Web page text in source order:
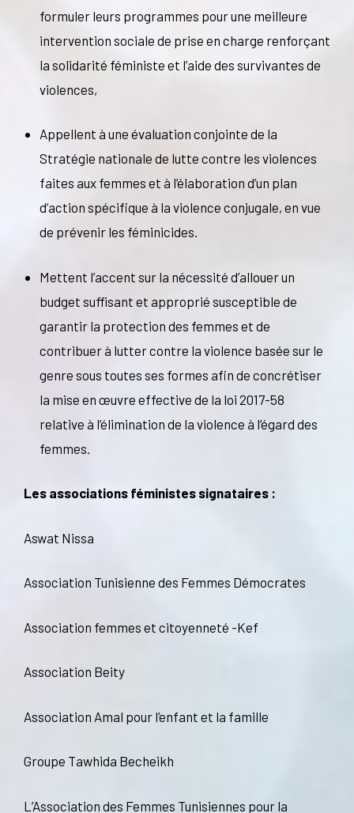
formuler leurs programmes pour une meilleure
intervention sociale de prise en charge renforçant
la solidarité féministe et l’aide des survivantes de
violences,
Appellent à une évaluation conjointe de la
Stratégie nationale de lutte contre les violences
faites aux femmes et à l’élaboration d’un plan
d’action spécifique à la violence conjugale, en vue
de prévenir les féminicides.
Mettent l’accent sur la nécessité d’allouer un
budget suffisant et approprié susceptible de
garantir la protection des femmes et de
contribuer à lutter contre la violence basée sur le
genre sous toutes ses formes afin de concrétiser
la mise en œuvre effective de la loi 2017-58
relative à l’élimination de la violence à l’égard des
femmes.
Les associations féministes signataires :
Aswat Nissa
Association Tunisienne des Femmes Démocrates
Association femmes et citoyenneté -Kef
Association Beity
Association Amal pour l’enfant et la famille
Groupe Tawhida Becheikh
L’Association des Femmes Tunisiennes pour la